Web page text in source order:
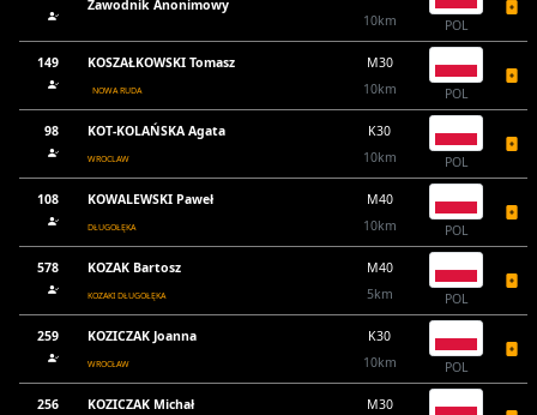
Zawodnik Anonimowy
10km
POL
149 KOSZAŁKOWSKI Tomasz
NOWA RUDA
M30
10km
POL
98 KOT-KOLAŃSKA Agata
WROCLAW
K30
10km
POL
108 KOWALEWSKI Paweł
DŁUGOŁĘKA
M40
10km
POL
578 KOZAK Bartosz
KOZAKI DŁUGOŁĘKA
M40
5km
POL
259 KOZICZAK Joanna
WROCŁAW
K30
10km
POL
256 KOZICZAK Michał
M30